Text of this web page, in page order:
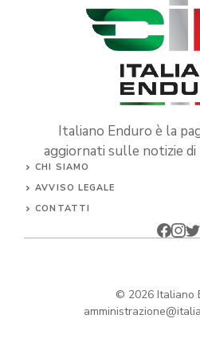
Italiano Enduro è la
aggiornati sulle notizie
CHI SIAMO
AVVISO LEGALE
CONTATTI
© 2026 Italiano